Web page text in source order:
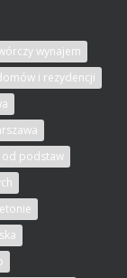
wynajem
i rezydencji
podstaw